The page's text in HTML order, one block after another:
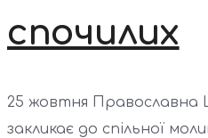
спочилих
25 жовтня Православна
закликає до спільної